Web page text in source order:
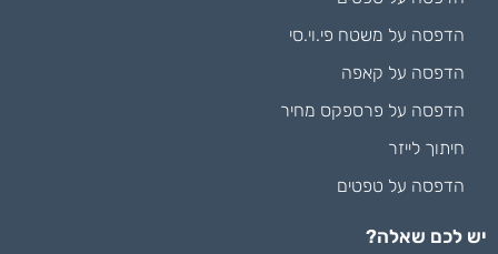
הדפסה על משטח פי.וי.סי
הדפסה על קאפה
הדפסה על פרספקס מחיר
חיתוך לייזר
הדפסה על טפטים
יש לכם שאלה?